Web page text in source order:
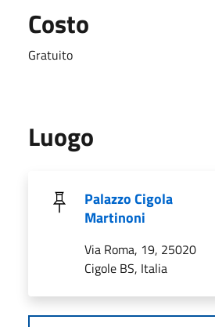
Costo
Gratuito
Luogo
Palazzo Cigola
Martinoni
Via Roma, 19, 25020
Cigole BS, Italia